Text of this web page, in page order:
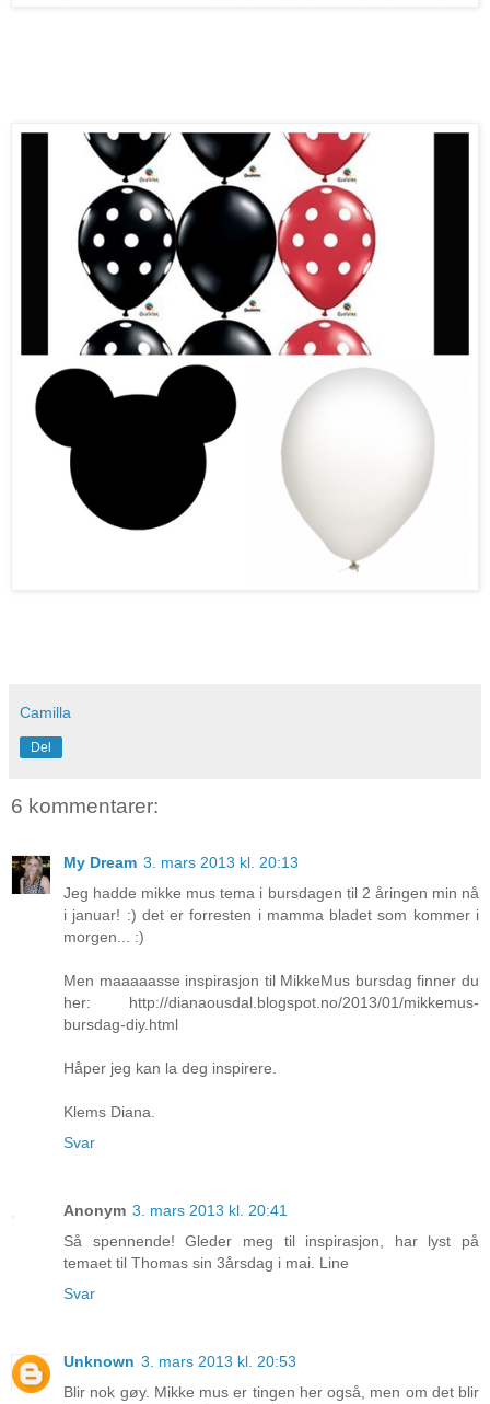
Camilla
Del
6 kommentarer:
My Dream 3. mars 2013 kl. 20:13
Jeg hadde mikke mus tema i bursdagen til 2 åringen min nå
i januar! :) det er forresten i mamma bladet som kommer i
morgen... :)
Men maaaaasse inspirasjon til MikkeMus bursdag finner du
her: http://dianaousdal.blogspot.no/2013/01/mikkemus-
bursdag-diy.html
Håper jeg kan la deg inspirere.
Klems Diana.
Svar
Anonym 3. mars 2013 kl. 20:41
Så spennende! Gleder meg til inspirasjon, har lyst på
temaet til Thomas sin 3årsdag i mai. Line
Svar
Unknown 3. mars 2013 kl. 20:53
Blir nok gøy. Mikke mus er tingen her også, men om det blir